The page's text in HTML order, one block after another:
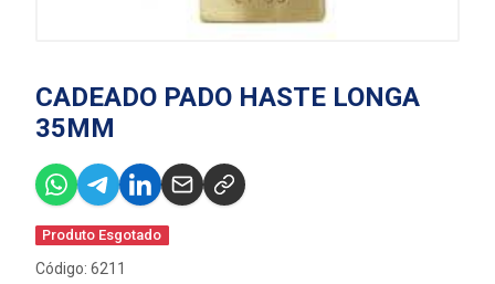
CADEADO PADO HASTE LONGA
35MM
Produto Esgotado
Código: 6211